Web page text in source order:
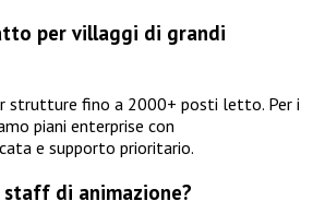
per villaggi di grandi
strutture fino a 2000+ posti letto. Per i
piani enterprise con
e supporto prioritario.
staff di animazione?